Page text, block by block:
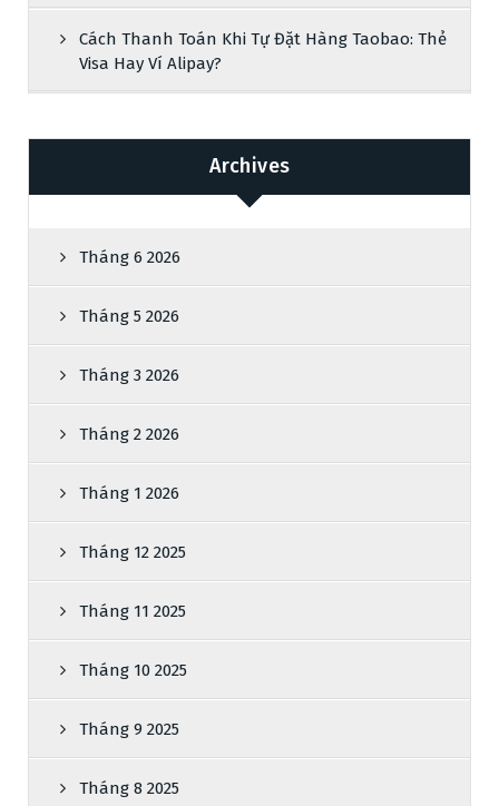
Cách Thanh Toán Khi Tự Đặt Hàng Taobao: Thẻ
Visa Hay Ví Alipay?
Archives
Tháng 6 2026
Tháng 5 2026
Tháng 3 2026
Tháng 2 2026
Tháng 1 2026
Tháng 12 2025
Tháng 11 2025
Tháng 10 2025
Tháng 9 2025
Tháng 8 2025